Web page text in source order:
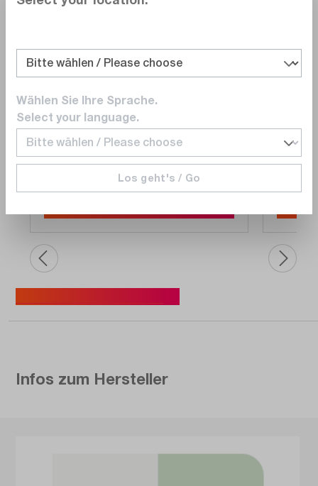
dataTec
Technische Beratung
Auf Anfrage Auf
Infos zum Hersteller
Wählen Sie Ihre Sprache.
Select your language.
Los geht's / Go